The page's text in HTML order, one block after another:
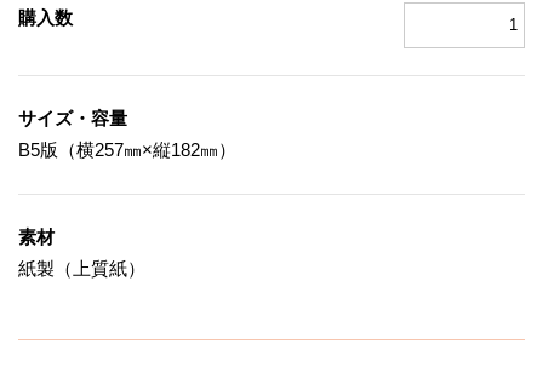
購入数
サイズ・容量
B5版（横257㎜×縦182㎜）
素材
紙製（上質紙）